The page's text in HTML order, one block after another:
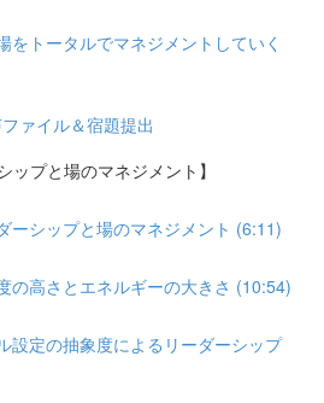
トータルでマネジメントしていく
ァイル＆宿題提出
プと場のマネジメント】
シップと場のマネジメント (6:11)
高さとエネルギーの大きさ (10:54)
定の抽象度によるリーダーシップ